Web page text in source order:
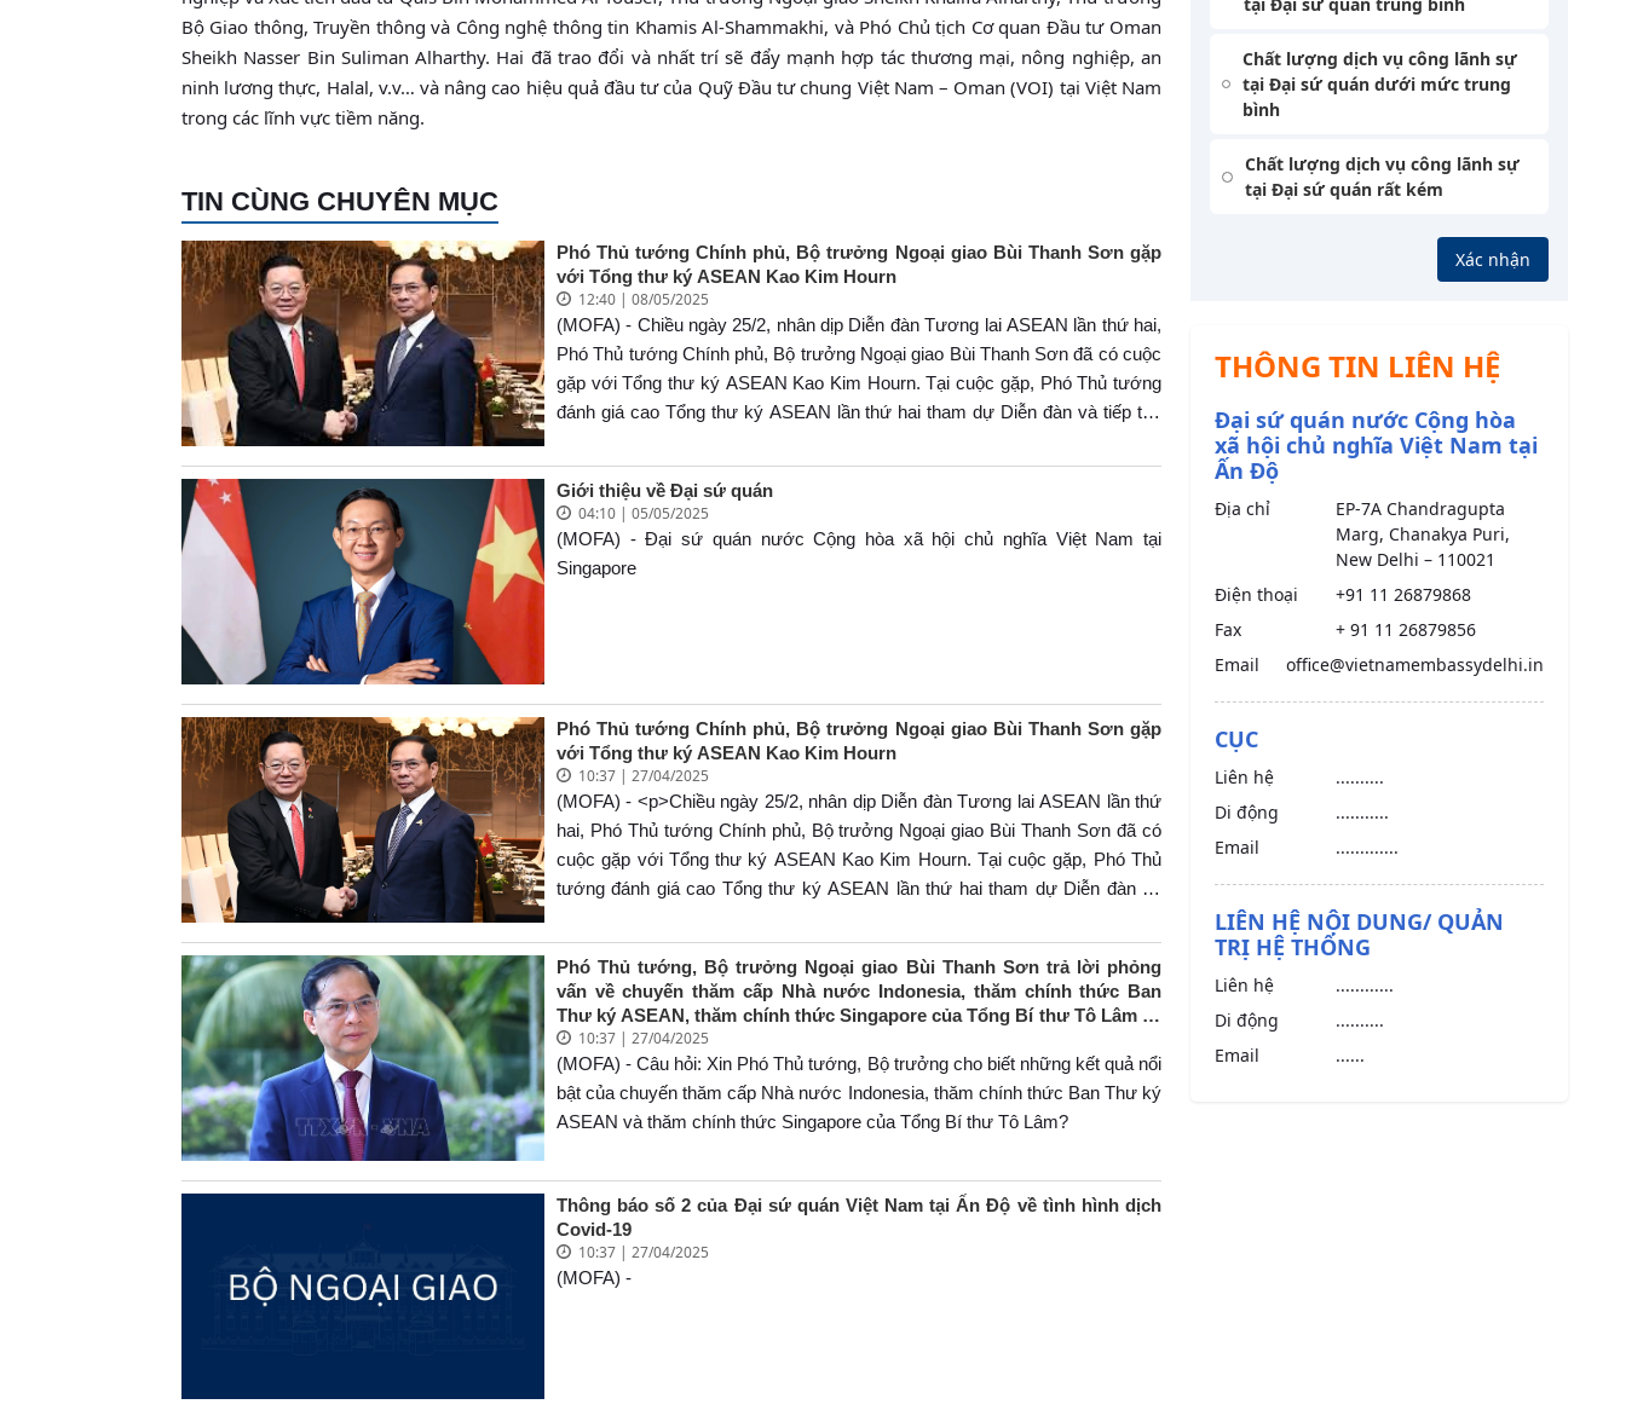
Bộ Giao thông, Truyền thông và Công nghệ thông tin Khamis Al-Shammakhi, và Phó Chủ tịch Cơ quan Đầu tư Oman
Sheikh Nasser Bin Suliman Alharthy. Hai đã trao đổi và nhất trí sẽ đẩy mạnh hợp tác thương mại, nông nghiệp, an
ninh lương thực, Halal, v.v… và nâng cao hiệu quả đầu tư của Quỹ Đầu tư chung Việt Nam – Oman (VOI) tại Việt Nam
trong các lĩnh vực tiềm năng.
TIN CÙNG CHUYÊN MỤC
Phó Thủ tướng Chính phủ, Bộ trưởng Ngoại giao Bùi Thanh Sơn gặp
với Tổng thư ký ASEAN Kao Kim Hourn
12:40 | 08/05/2025
(MOFA) - Chiều ngày 25/2, nhân dịp Diễn đàn Tương lai ASEAN lần thứ hai,
Phó Thủ tướng Chính phủ, Bộ trưởng Ngoại giao Bùi Thanh Sơn đã có cuộc
gặp với Tổng thư ký ASEAN Kao Kim Hourn. Tại cuộc gặp, Phó Thủ tướng
đánh giá cao Tổng thư ký ASEAN lần thứ hai tham dự Diễn đàn và tiếp tục
chung của Diễn đàn.
Giới thiệu về Đại sứ quán
04:10 | 05/05/2025
(MOFA) - Đại sứ quán nước Cộng hòa xã hội chủ nghĩa Việt Nam tại
Singapore
Phó Thủ tướng Chính phủ, Bộ trưởng Ngoại giao Bùi Thanh Sơn gặp
với Tổng thư ký ASEAN Kao Kim Hourn
10:37 | 27/04/2025
(MOFA) - <p>Chiều ngày 25/2, nhân dịp Diễn đàn Tương lai ASEAN lần thứ
hai, Phó Thủ tướng Chính phủ, Bộ trưởng Ngoại giao Bùi Thanh Sơn đã có
cuộc gặp với Tổng thư ký ASEAN Kao Kim Hourn. Tại cuộc gặp, Phó Thủ
tướng đánh giá cao Tổng thư ký ASEAN lần thứ hai tham dự Diễn đàn và
công chung của Diễn đàn.</p>
Phó Thủ tướng, Bộ trưởng Ngoại giao Bùi Thanh Sơn trả lời phỏng
vấn về chuyến thăm cấp Nhà nước Indonesia, thăm chính thức Ban
Thư ký ASEAN, thăm chính thức Singapore của Tổng Bí thư Tô Lâm và
Phu nhân cùng Đoàn đại biểu cấp cao Việt Nam
10:37 | 27/04/2025
(MOFA) - Câu hỏi: Xin Phó Thủ tướng, Bộ trưởng cho biết những kết quả nổi
bật của chuyến thăm cấp Nhà nước Indonesia, thăm chính thức Ban Thư ký
ASEAN và thăm chính thức Singapore của Tổng Bí thư Tô Lâm?
Thông báo số 2 của Đại sứ quán Việt Nam tại Ấn Độ về tình hình dịch
Covid-19
10:37 | 27/04/2025
(MOFA) -
Chất lượng dịch vụ công lãnh sự
tại Đại sứ quán dưới mức trung
bình
Chất lượng dịch vụ công lãnh sự
tại Đại sứ quán rất kém
Xác nhận
THÔNG TIN LIÊN HỆ
Đại sứ quán nước Cộng hòa
xã hội chủ nghĩa Việt Nam tại
Ấn Độ
Địa chỉ
EP-7A Chandragupta
Marg, Chanakya Puri,
New Delhi – 110021
Điện thoại
+91 11 26879868
Fax
+ 91 11 26879856
Email
office@vietnamembassydelhi.in
CỤC
Liên hệ
..........
Di động
...........
Email
.............
LIÊN HỆ NỘI DUNG/ QUẢN
TRỊ HỆ THỐNG
Liên hệ
............
Di động
..........
Email
......